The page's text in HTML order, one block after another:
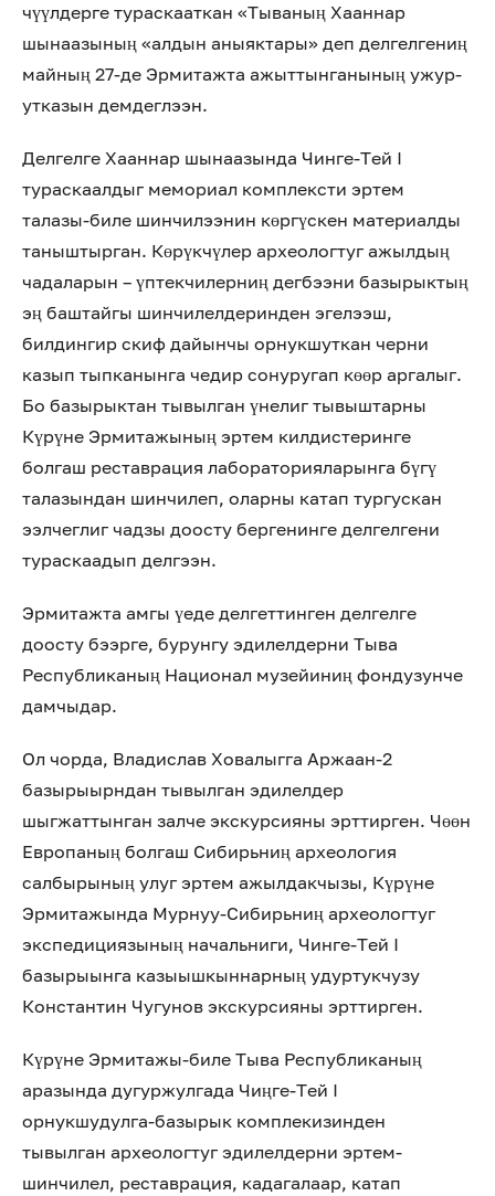
чүүлдерге тураскааткан «Тываның Хааннар
шынаазының «алдын аныяктары» деп делгелгениң
майның 27-де Эрмитажта ажыттынганының ужур-
утказын демдеглээн.
Делгелге Хааннар шынаазында Чинге-Тей I
тураскаалдыг мемориал комплексти эртем
талазы-биле шинчилээнин көргүскен материалды
таныштырган. Көрүкчүлер археологтуг ажылдың
чадаларын – үптекчилерниң дегбээни базырыктың
эң баштайгы шинчилелдеринден эгелээш,
билдингир скиф дайынчы орнукшуткан черни
казып тыпканынга чедир сонуругап көөр аргалыг.
Бо базырыктан тывылган үнелиг тывыштарны
Күрүне Эрмитажының эртем килдистеринге
болгаш реставрация лабораторияларынга бүгү
талазындан шинчилеп, оларны катап тургускан
ээлчеглиг чадзы доосту бергенинге делгелгени
тураскаадып делгээн.
Эрмитажта амгы үеде делгеттинген делгелге
доосту бээрге, бурунгу эдилелдерни Тыва
Республиканың Национал музейиниң фондузунче
дамчыдар.
Ол чорда, Владислав Ховалыгга Аржаан-2
базырыырндан тывылган эдилелдер
шыгжаттынган залче экскурсияны эрттирген. Чөөн
Европаның болгаш Сибирьниң археология
салбырының улуг эртем ажылдакчызы, Күрүне
Эрмитажында Мурнуу-Сибирьниң археологтуг
экспедициязының начальниги, Чинге-Тей I
базырыынга казыышкыннарның удуртукчузу
Константин Чугунов экскурсияны эрттирген.
Күрүне Эрмитажы-биле Тыва Республиканың
аразында дугуржулгада Чиңге-Тей I
орнукшудулга-базырык комплекизинден
тывылган археологтуг эдилелдерни эртем-
шинчилел, реставрация, кадагалаар, катап